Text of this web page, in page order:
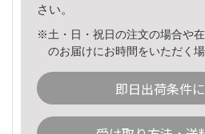
さい。
※土・日・祝日の注文の場合や
のお届けにお時間をいただく
即日出荷条件